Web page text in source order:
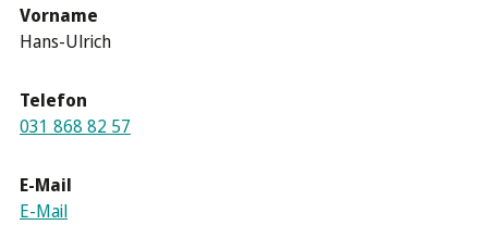
Vorname
Hans-Ulrich
Telefon
031 868 82 57
E-Mail
E-Mail